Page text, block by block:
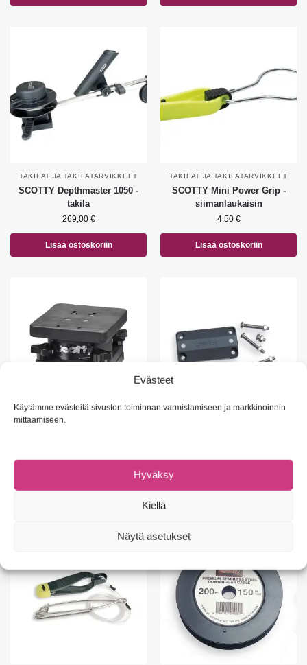
Evästeet
Käytämme evästeitä sivuston toiminnan varmistamiseen ja markkinoinnin
mittaamiseen.
Hyväksy
Kiellä
Näytä asetukset
TAKILAT JA TAKILATARVIKKEET
SCOTTY Depthmaster 1050 -
takila
269,00 €
Lisää ostoskoriin
TAKILAT JA TAKILATARVIKKEET
SCOTTY Mini Power Grip -
siimanlaukaisin
4,50 €
Lisää ostoskoriin